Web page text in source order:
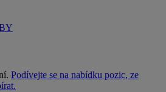
Podívejte se na nabídku pozic, ze